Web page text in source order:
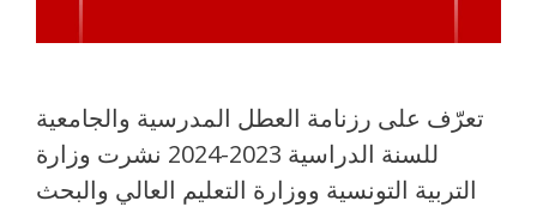
تعرّف على رزنامة العطل المدرسية والجامعية
للسنة الدراسية 2023-2024 نشرت وزارة
التربية التونسية ووزارة التعليم العالي والبحث